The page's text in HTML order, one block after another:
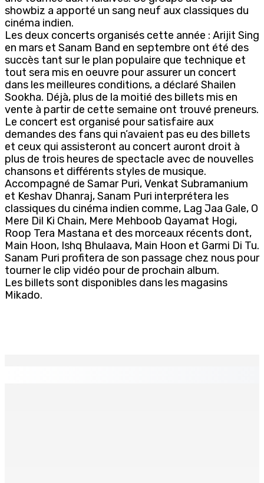
showbiz a apporté un sang neuf aux classiques du
cinéma indien.
Les deux concerts organisés cette année : Arijit Sing
en mars et Sanam Band en septembre ont été des
succès tant sur le plan populaire que technique et
tout sera mis en oeuvre pour assurer un concert
dans les meilleures conditions, a déclaré Shailen
Sookha. Déjà, plus de la moitié des billets mis en
vente à partir de cette semaine ont trouvé preneurs.
Le concert est organisé pour satisfaire aux
demandes des fans qui n’avaient pas eu des billets
et ceux qui assisteront au concert auront droit à
plus de trois heures de spectacle avec de nouvelles
chansons et différents styles de musique.
Accompagné de Samar Puri, Venkat Subramanium
et Keshav Dhanraj, Sanam Puri interprétera les
classiques du cinéma indien comme, Lag Jaa Gale, O
Mere Dil Ki Chain, Mere Mehboob Qayamat Hogi,
Roop Tera Mastana et des morceaux récents dont,
Main Hoon, Ishq Bhulaava, Main Hoon et Garmi Di Tu.
Sanam Puri profitera de son passage chez nous pour
tourner le clip vidéo pour de prochain album.
Les billets sont disponibles dans les magasins
Mikado.